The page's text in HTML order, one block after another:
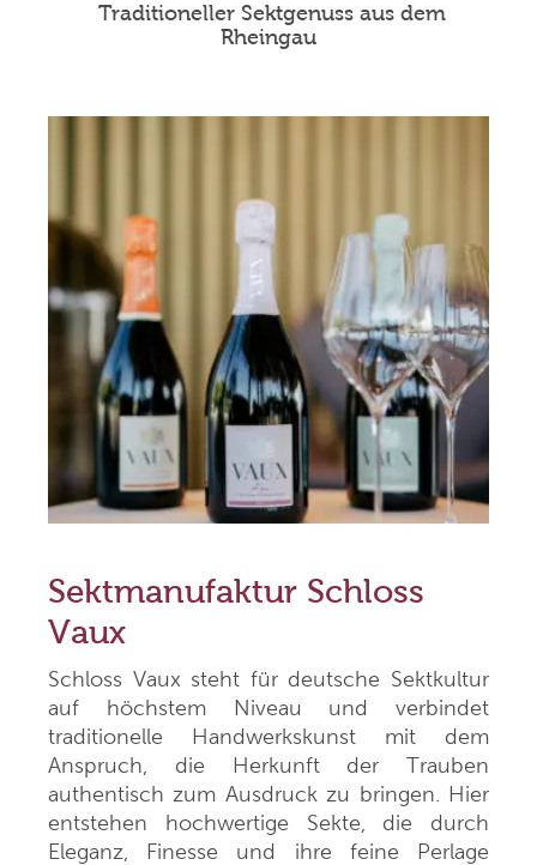
Traditioneller Sektgenuss aus dem
Rheingau
Sektmanufaktur Schloss
Vaux
Schloss Vaux steht für deutsche Sektkultur
auf höchstem Niveau und verbindet
traditionelle Handwerkskunst mit dem
Anspruch, die Herkunft der Trauben
authentisch zum Ausdruck zu bringen. Hier
entstehen hochwertige Sekte, die durch
Eleganz, Finesse und ihre feine Perlage